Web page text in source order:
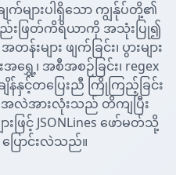
များပါရှိသော ကျွန်ုပ်တို့၏
းဖြတ်ကိရိယာကို အသုံးပြု၍
များ ဖျက်ခြင်း၊ ပွားများ
အရွှေ့၊ အစီအစဉ်ခြင်း၊ regex
ျိန်နှင့်တပြေးညီ ကြိုကြည့်ခြင်း
အလဲအားလုံးသည် တိကျပြီး
ြင့် JSONLines ဖော်မတ်သို့
ောင်းလဲသည်။